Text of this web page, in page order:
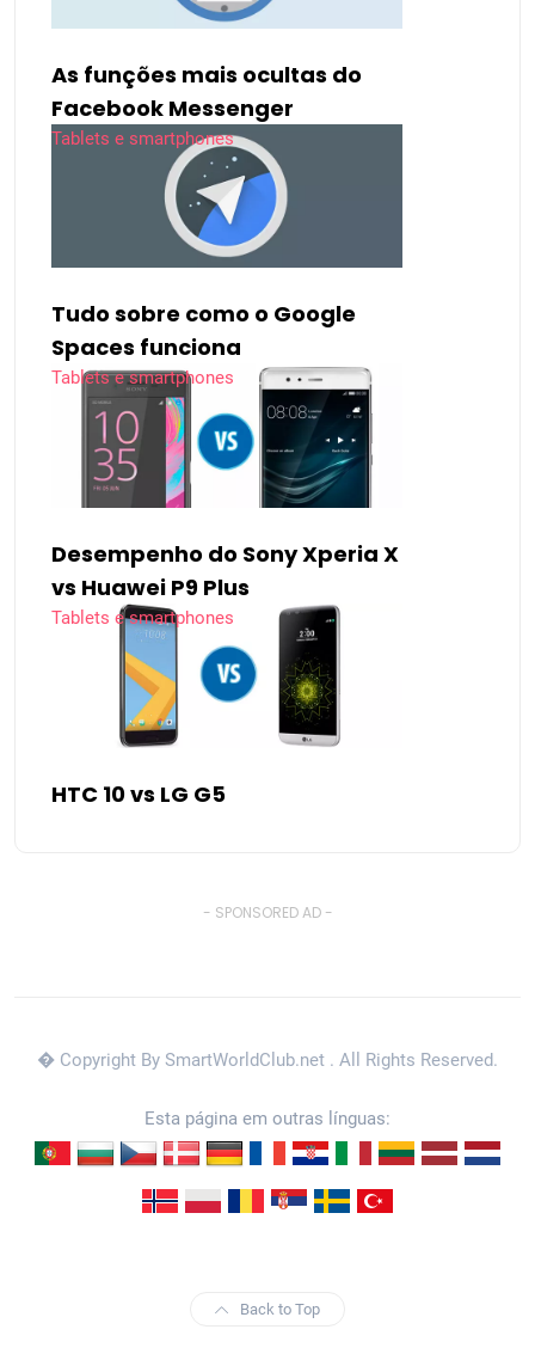
As funções mais ocultas do
Facebook Messenger
Tablets e smartphones
Tudo sobre como o Google
Spaces funciona
Tablets e smartphones
Desempenho do Sony Xperia X
vs Huawei P9 Plus
Tablets e smartphones
HTC 10 vs LG G5
- SPONSORED AD -
� Copyright By SmartWorldClub.net . All Rights Reserved.
Esta página em outras línguas:
Back to Top